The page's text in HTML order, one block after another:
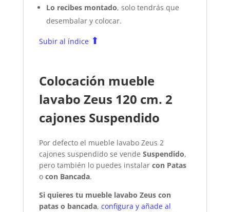
Lo recibes montado, solo tendrás que
desembalar y colocar.
Subir al índice ⬆
Colocación mueble
lavabo Zeus 120 cm. 2
cajones Suspendido
Por defecto el mueble lavabo Zeus 2
cajones suspendido se vende Suspendido,
pero también lo puedes instalar con Patas
o con Bancada.
Si quieres tu mueble lavabo Zeus con
patas o bancada, configura y añade al